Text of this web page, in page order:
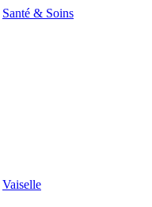
Santé & Soins
Vaiselle